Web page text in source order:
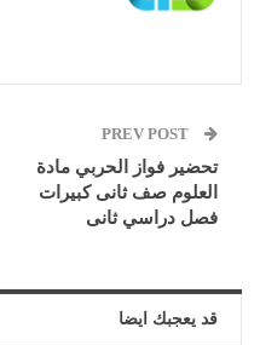
تحضير فواز الحربي مادة
العلوم صف ثانى كبيرات
فصل دراسي ثانى
قد يعجبك ايضا